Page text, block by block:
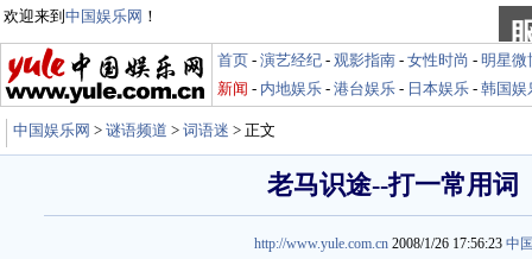
欢迎来到 中国娱乐网 ！
首页 - 演艺经纪 - 观影指南 - 女性时尚 - 明星微
新闻 - 内地娱乐 - 港台娱乐 - 日本娱乐 - 韩国娱
中国娱乐网 > 谜语频道 > 词语迷 > 正文
老马识途--打一常用词
http://www.yule.com.cn 2008/1/26 17:56:23 中